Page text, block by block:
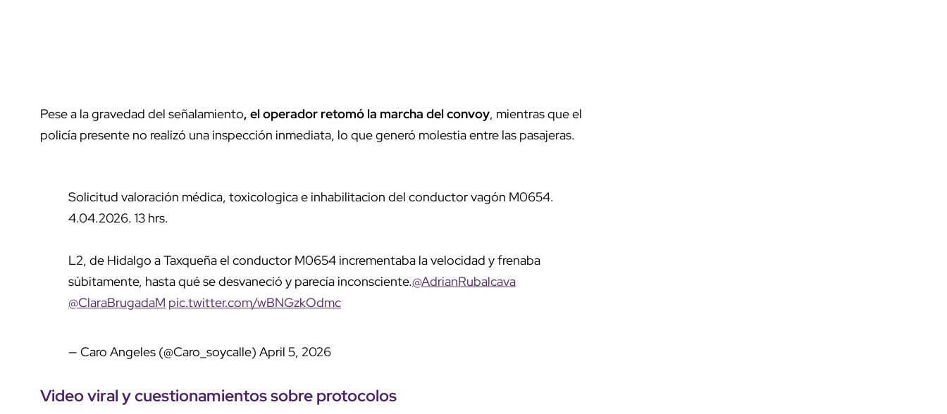
Pese a la gravedad del señalamiento, el operador retomó la marcha del convoy, mientras que el
policía presente no realizó una inspección inmediata, lo que generó molestia entre las pasajeras.
Solicitud valoración médica, toxicologica e inhabilitacion del conductor vagón M0654.
4.04.2026. 13 hrs.
L2, de Hidalgo a Taxqueña el conductor M0654 incrementaba la velocidad y frenaba
súbitamente, hasta qué se desvaneció y parecía inconsciente.@AdrianRubalcava
@ClaraBrugadaM pic.twitter.com/wBNGzkOdmc
— Caro Angeles (@Caro_soycalle) April 5, 2026
Videoviral y cuestionamientos sobre protocolos